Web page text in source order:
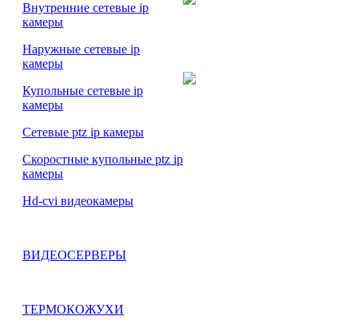
Внутренние сетевые ip
камеры
Наружные сетевые ip
камеры
Купольные сетевые ip
камеры
Сетевые ptz ip камеры
Скоростные купольные ptz ip
камеры
Hd-cvi видеокамеры
ВИДЕОСЕРВЕРЫ
ТЕРМОКОЖУХИ